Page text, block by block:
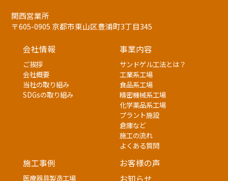
関西営業所
〒605-0905 京都市東山区豊浦町3丁目345
会社情報
ご挨拶
会社概要
当社の取り組み
SDGsの取り組み
事業内容
サンドゲル工法とは？
工業系工場
食品系工場
精密機械系工場
化学薬品系工場
プラント施設
倉庫など
施工の流れ
よくある質問
施工事例
医療器具製造工場
お客様の声